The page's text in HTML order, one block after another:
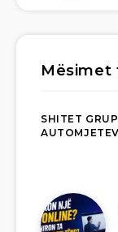
Mësimet
SHITET